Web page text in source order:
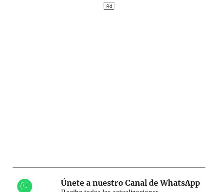
Únete a nuestro Canal de WhatsApp